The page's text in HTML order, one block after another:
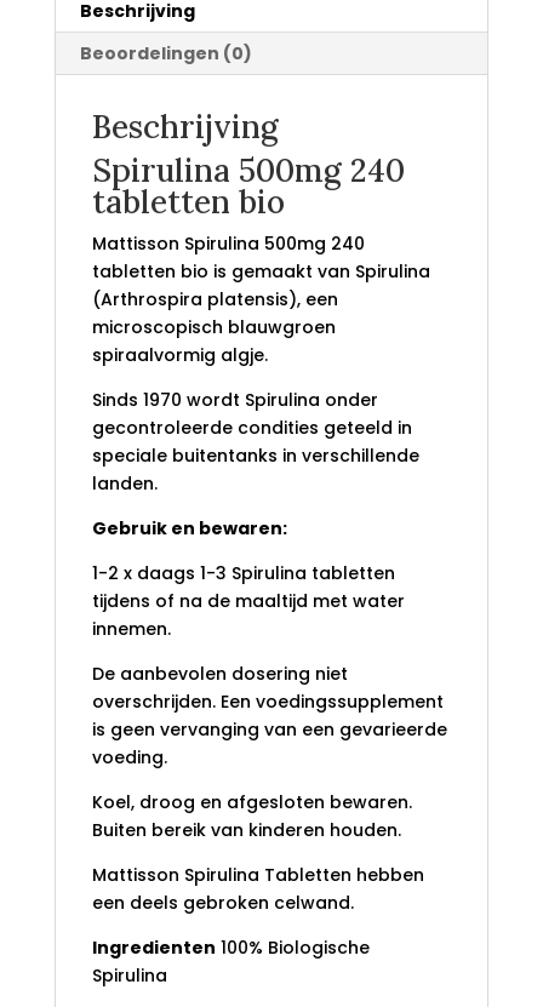
Beschrijving
Beoordelingen (0)
Beschrijving
Spirulina 500mg 240
tabletten bio
Mattisson Spirulina 500mg 240
tabletten bio is gemaakt van Spirulina
(Arthrospira platensis), een
microscopisch blauwgroen
spiraalvormig algje.
Sinds 1970 wordt Spirulina onder
gecontroleerde condities geteeld in
speciale buitentanks in verschillende
landen.
Gebruik en bewaren:
1-2 x daags 1-3 Spirulina tabletten
tijdens of na de maaltijd met water
innemen.
De aanbevolen dosering niet
overschrijden. Een voedingssupplement
is geen vervanging van een gevarieerde
voeding.
Koel, droog en afgesloten bewaren.
Buiten bereik van kinderen houden.
Mattisson Spirulina Tabletten hebben
een deels gebroken celwand.
Ingredienten 100% Biologische
Spirulina